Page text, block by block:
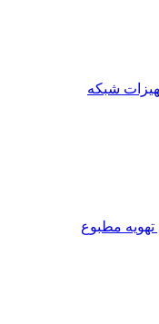
شبکه
مطبوع